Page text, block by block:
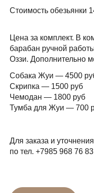
Стоимость обезьянки
Цена за комплект. В
барабан ручной
Оззи. Дополнительно
Собака Жуи — 4500
Скрипка — 1500 руб
Чемодан — 1800 руб
Тумба для Жуи — 700
Для заказа и
по тел. +7985 968 76 83